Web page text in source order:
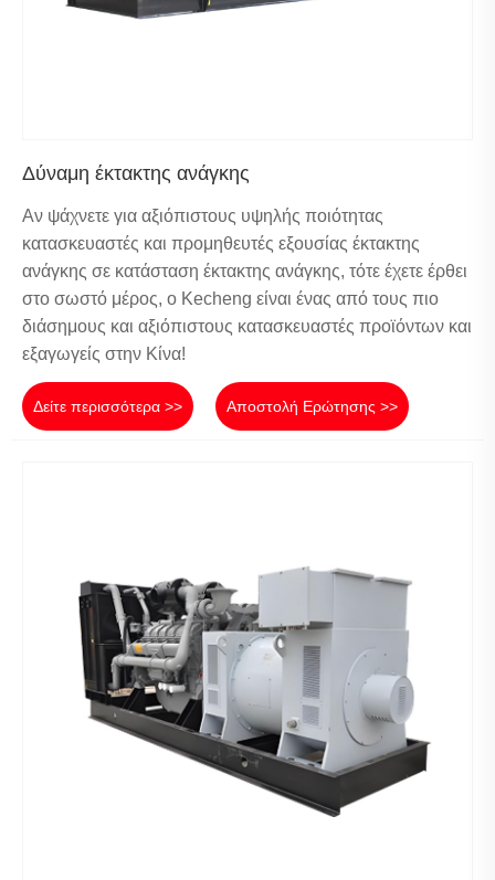
Δύναμη έκτακτης ανάγκης
Αν ψάχνετε για αξιόπιστους υψηλής ποιότητας
κατασκευαστές και προμηθευτές εξουσίας έκτακτης
ανάγκης σε κατάσταση έκτακτης ανάγκης, τότε έχετε έρθει
στο σωστό μέρος, ο Kecheng είναι ένας από τους πιο
διάσημους και αξιόπιστους κατασκευαστές προϊόντων και
εξαγωγείς στην Κίνα!
Δείτε περισσότερα >> Αποστολή Ερώτησης >>